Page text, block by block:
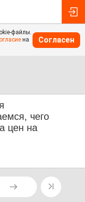
файлы.
на
Согласен
чего
цен на